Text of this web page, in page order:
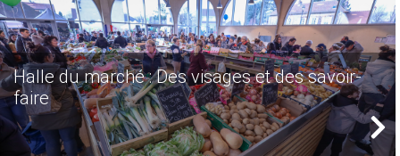
Halle du marché : Des visages et des savoir-
faire